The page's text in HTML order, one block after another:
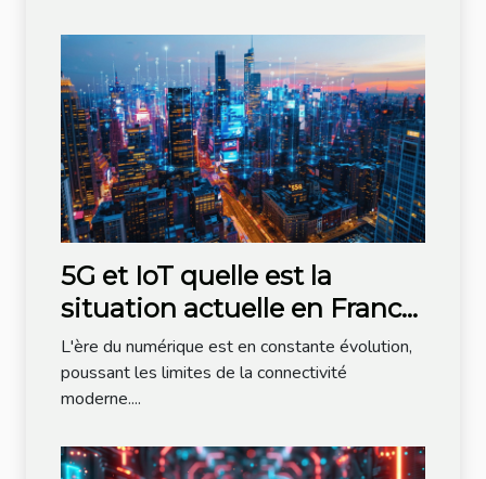
5G et IoT quelle est la
situation actuelle en France
et perspectives d'avenir
L'ère du numérique est en constante évolution,
poussant les limites de la connectivité
moderne....